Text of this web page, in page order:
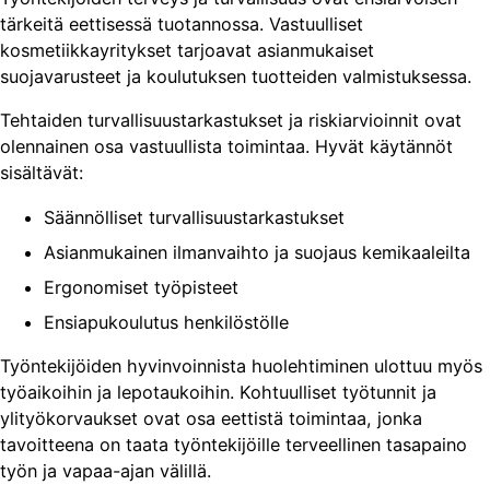
tärkeitä eettisessä tuotannossa. Vastuulliset
kosmetiikkayritykset tarjoavat asianmukaiset
suojavarusteet ja koulutuksen tuotteiden valmistuksessa.
Tehtaiden turvallisuustarkastukset ja riskiarvioinnit ovat
olennainen osa vastuullista toimintaa. Hyvät käytännöt
sisältävät:
Säännölliset turvallisuustarkastukset
Asianmukainen ilmanvaihto ja suojaus kemikaaleilta
Ergonomiset työpisteet
Ensiapukoulutus henkilöstölle
Työntekijöiden hyvinvoinnista huolehtiminen ulottuu myös
työaikoihin ja lepotaukoihin. Kohtuulliset työtunnit ja
ylityökorvaukset ovat osa eettistä toimintaa, jonka
tavoitteena on taata työntekijöille terveellinen tasapaino
työn ja vapaa-ajan välillä.